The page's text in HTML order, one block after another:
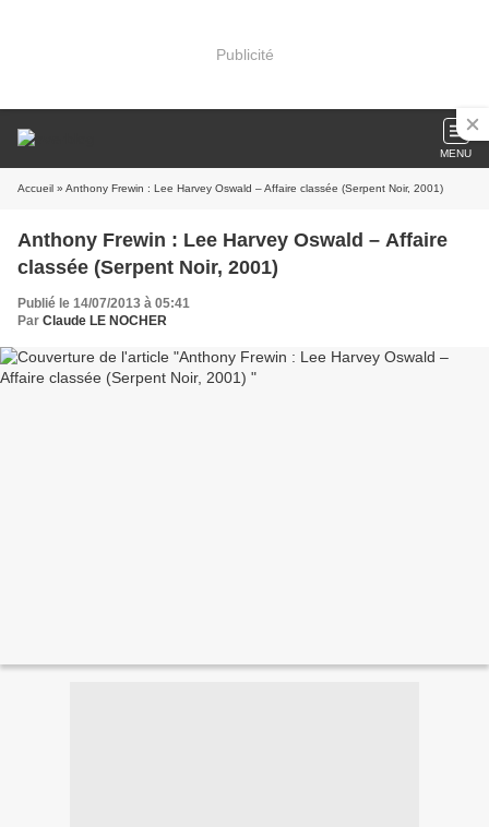
Publicité
MENU
Accueil » Anthony Frewin : Lee Harvey Oswald – Affaire classée (Serpent Noir, 2001)
Anthony Frewin : Lee Harvey Oswald – Affaire
classée (Serpent Noir, 2001)
Publié le 14/07/2013 à 05:41
Par Claude LE NOCHER